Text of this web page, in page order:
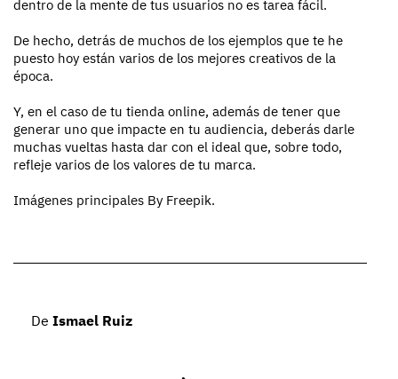
dentro de la mente de tus usuarios no es tarea fácil.
De hecho, detrás de muchos de los ejemplos que te he
puesto hoy están varios de los mejores creativos de la
época.
Y, en el caso de tu tienda online, además de tener que
generar uno que impacte en tu audiencia, deberás darle
muchas vueltas hasta dar con el ideal que, sobre todo,
refleje varios de los valores de tu marca.
Imágenes principales By Freepik.
De Ismael Ruiz